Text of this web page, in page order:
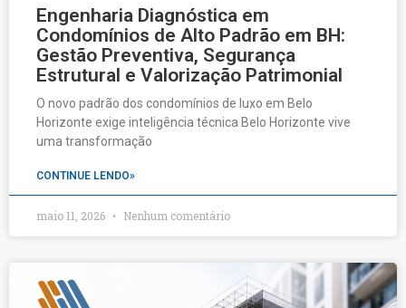
Engenharia Diagnóstica em
Condomínios de Alto Padrão em BH:
Gestão Preventiva, Segurança
Estrutural e Valorização Patrimonial
O novo padrão dos condomínios de luxo em Belo
Horizonte exige inteligência técnica Belo Horizonte vive
uma transformação
CONTINUE LENDO»
maio 11, 2026 Nenhum comentário